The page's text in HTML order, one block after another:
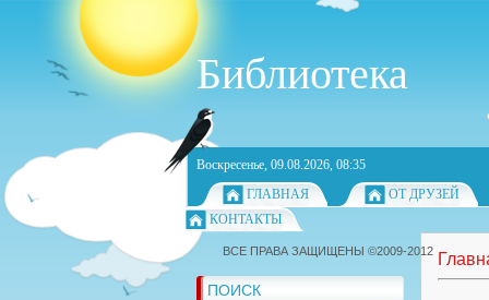
Библиотека
Воскресенье, 09.08.2026, 08:35
ГЛАВНАЯ
ОТ ДРУЗЕЙ
КОНТАКТЫ
ПОИСК
ВСЕ ПРАВА ЗАЩИЩЕНЫ ©2009-2012